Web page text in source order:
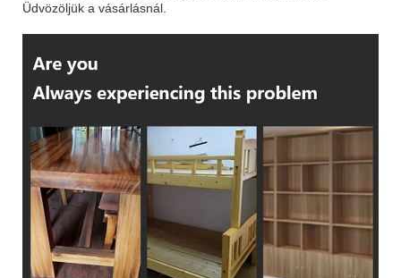
Üdvözöljük a vásárlásnál.